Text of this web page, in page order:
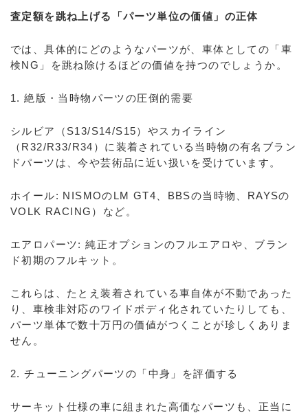
査定額を跳ね上げる「パーツ単位の価値」の正体
では、具体的にどのようなパーツが、車体としての「車
検NG」を跳ね除けるほどの価値を持つのでしょうか。
1. 絶版・当時物パーツの圧倒的需要
シルビア（S13/S14/S15）やスカイライン
（R32/R33/R34）に装着されている当時物の有名ブラン
ドパーツは、今や芸術品に近い扱いを受けています。
ホイール: NISMOのLM GT4、BBSの当時物、RAYSの
VOLK RACING）など。
エアロパーツ: 純正オプションのフルエアロや、ブラン
ド初期のフルキット。
これらは、たとえ装着されている車自体が不動であった
り、車検非対応のワイドボディ化されていたりしても、
パーツ単体で数十万円の価値がつくことが珍しくありま
せん。
2. チューニングパーツの「中身」を評価する
サーキット仕様の車に組まれた高価なパーツも、正当に